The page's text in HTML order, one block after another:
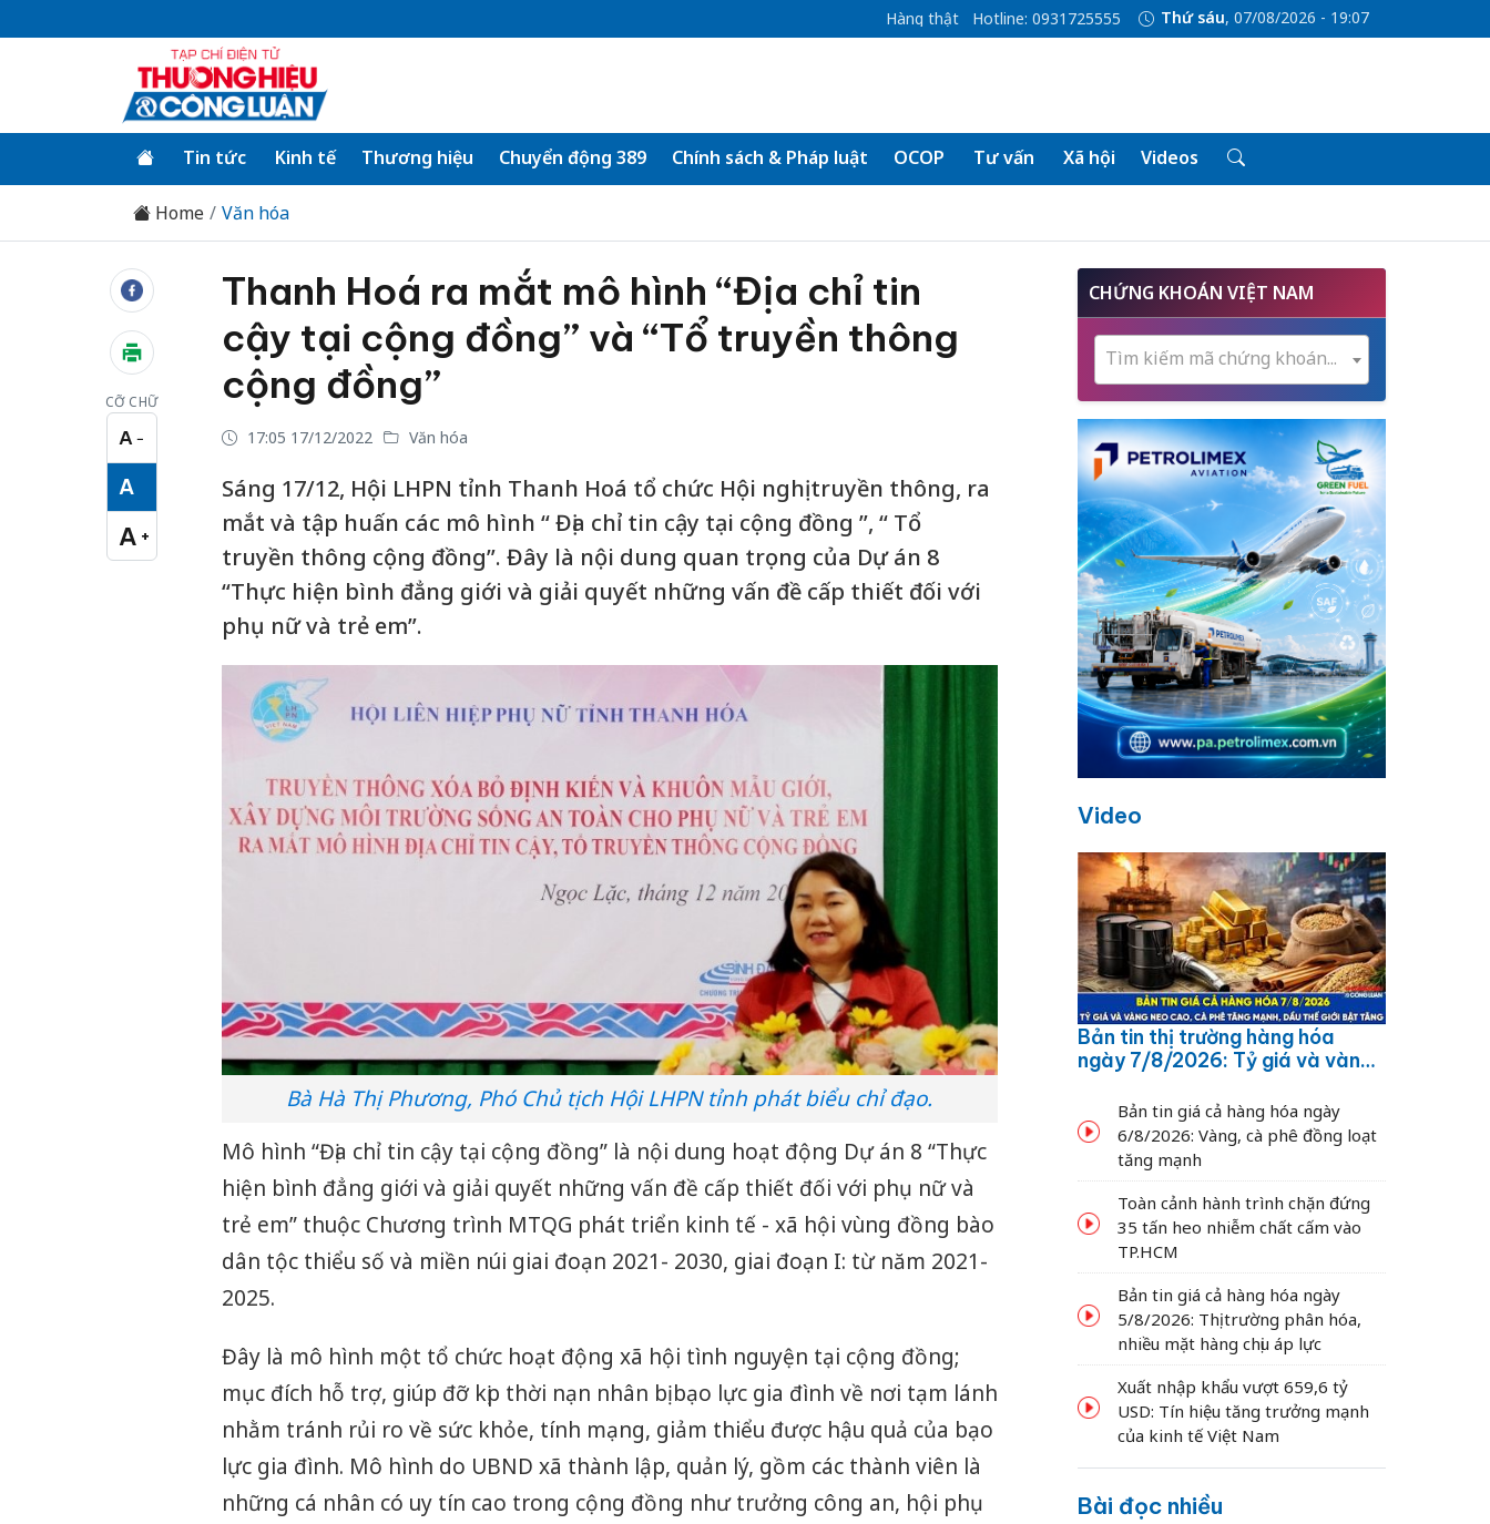
Hàng thật Hotline: 0931725555 Thứ sáu, 07/08/2026 - 19:07
Tin tức Kinh tế Thương hiệu Chuyển động 389 Chính sách & Pháp luật OCOP Tư vấn Xã hội Videos
Home Văn hóa
CỠ CHỮ
A −
Cỡ chữ nhỏ
A
Cỡ chữ vừa
A +
Cỡ chữ lớn
Thanh Hoá ra mắt mô hình “Địa chỉ tin
cậy tại cộng đồng” và “Tổ truyền thông
cộng đồng”
17:05 17/12/2022 Văn hóa
Sáng 17/12, Hội LHPN tỉnh Thanh Hoá tổ chức Hội nghị truyền thông, ra
mắt và tập huấn các mô hình “ Địa chỉ tin cậy tại cộng đồng ”, “ Tổ
truyền thông cộng đồng”. Đây là nội dung quan trọng của Dự án 8
“Thực hiện bình đẳng giới và giải quyết những vấn đề cấp thiết đối với
phụ nữ và trẻ em”.
Bà Hà Thị Phương, Phó Chủ tịch Hội LHPN tỉnh phát biểu chỉ đạo.
Mô hình “Địa chỉ tin cậy tại cộng đồng” là nội dung hoạt động Dự án 8 “Thực
hiện bình đẳng giới và giải quyết những vấn đề cấp thiết đối với phụ nữ và
trẻ em” thuộc Chương trình MTQG phát triển kinh tế - xã hội vùng đồng bào
dân tộc thiểu số và miền núi giai đoạn 2021- 2030, giai đoạn I: từ năm 2021-
2025.
Đây là mô hình một tổ chức hoạt động xã hội tình nguyện tại cộng đồng;
mục đích hỗ trợ, giúp đỡ kịp thời nạn nhân bị bạo lực gia đình về nơi tạm lánh
nhằm tránh rủi ro về sức khỏe, tính mạng, giảm thiểu được hậu quả của bạo
lực gia đình. Mô hình do UBND xã thành lập, quản lý, gồm các thành viên là
những cá nhân có uy tín cao trong cộng đồng như trưởng công an, hội phụ
CHỨNG KHOÁN VIỆT NAM
Tìm kiếm mã chứng khoán...
Video
Bản tin thị trường hàng hóa
ngày 7/8/2026: Tỷ giá và vàng
dầu thế giới bật tăng
Bản tin giá cả hàng hóa ngày
6/8/2026: Vàng, cà phê đồng loạt
tăng mạnh
Toàn cảnh hành trình chặn đứng
35 tấn heo nhiễm chất cấm vào
TP.HCM
Bản tin giá cả hàng hóa ngày
5/8/2026: Thị trường phân hóa,
nhiều mặt hàng chịu áp lực
Xuất nhập khẩu vượt 659,6 tỷ
USD: Tín hiệu tăng trưởng mạnh
của kinh tế Việt Nam
Bài đọc nhiều